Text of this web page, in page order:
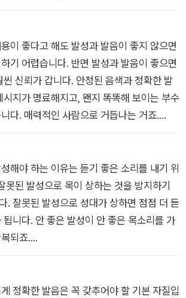
황에서 말을 잘하는 사람은 남보다 빠르고
갈 수 있을 것입니다.
에서 막막해하는 분들에게 도움을 주기 위해
집어 든 여러분이 바라는 모습이 텔레비전이
기의 달인은 아닐 겁니다. 당장 면접이나
소에 ‘말 좀 잘해봤으면…’ 하고 고민해온 분
다. 그런 분들에게 이 책은 곧바로 적용해서
의 말하기 전략입니다.
이 좋다고 해도 발성과 발음이 좋지 않으면
기 어렵습니다. 반면 발성과 발음이 좋으면
신뢰가 갑니다. 안정된 음색과 정확한 발
지가 명료해지고, 왠지 똑똑해 보이는 부수
다. 매력적인 사람으로 거듭나는 거죠.
인 목소리를 가진 사람을 꼽아보자면, 배우
를 들 수 있습니다. 두 분 역시 발성과 발음
론 타고나길 성대가 좋은 사람도 있습니다.
은 목소리를 내지요. 그런가 하면 발성과
에게 어울리는 매력적인 목소리를 갖게 된
가 볼 때 서현진 씨와 오나라 씨는 후자에
음은 꾸준히 연습하면 드라마틱하게 좋아
습을 거듭할수록 빠르게 좋아지고, 한번 깨
잊히지 않습니다. 실제로 제 주변에도 타고
해야 하는 이유는 듣기 좋은 소리를 내기 위
못된 발성으로 목이 상하는 것을 방지하기
. 잘못된 발성으로 성대가 상하면 점점 더 듣
됩니다. 안 좋은 발성이 안 좋은 목소리를 가
되죠.
필요합니다. 처음엔 내가 배로 소리를 내
구분이 되지 않을 겁니다. 변화가 바로 느껴
연 꾸준히 해야 하는지 의구심도 들 테고요.
정확한 발음은 꼭 갖추어야 할 기본 자질입